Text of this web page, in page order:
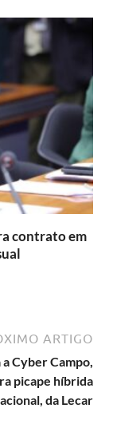
contrato em
ARTIGO
Cyber Campo,
picape híbrida
da Lecar